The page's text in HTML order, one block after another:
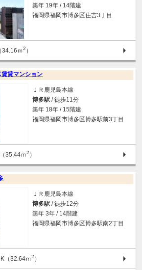
築年 19年 / 14階建
福岡県福岡市博多区住吉3丁目
ｍ2 ）
貸マンション
ＪＲ鹿児島本線
博多駅 / 徒歩11分
築年 18年 / 15階建
福岡県福岡市博多区博多駅前3丁目
35.44ｍ2 ）
ＪＲ鹿児島本線
博多駅 / 徒歩12分
築年 3年 / 14階建
福岡県福岡市博多区博多駅南2丁目
（32.64ｍ2 ）